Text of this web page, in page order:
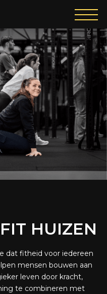
HUIZEN
dat fitheid voor iedereen
mensen bouwen aan
leven door kracht,
te combineren met